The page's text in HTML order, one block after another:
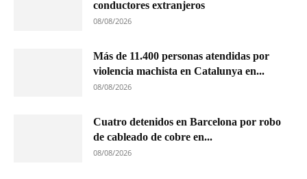
conductores extranjeros
08/08/2026
Más de 11.400 personas atendidas por
violencia machista en Catalunya en...
08/08/2026
Cuatro detenidos en Barcelona por robo
de cableado de cobre en...
08/08/2026